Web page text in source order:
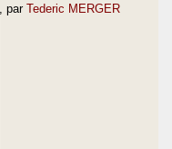
, par Tederic MERGER